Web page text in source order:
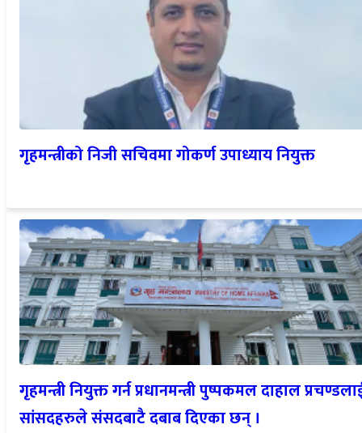
गृहमन्त्रीको निजी सचिवमा गोकर्ण उपाध्याय नियुक्त
गृहमन्त्री नियुक्त गर्न प्रधानमन्त्री पुष्पकमल दाहाल
सांसदहरुले संसदबाटै दबाब दिएका छन् ।